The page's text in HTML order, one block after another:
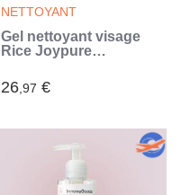
NETTOYANT
Gel nettoyant visage
Rice Joypure
26,97 €